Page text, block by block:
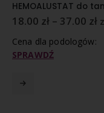
18.00 zł – 37.00 zł
Cena dla podologów:
SPRAWDŹ